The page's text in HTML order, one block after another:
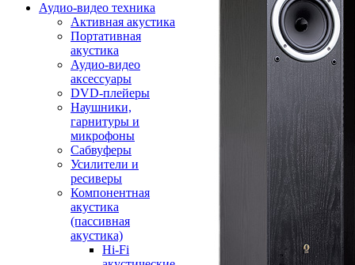
Аудио-видео техника
Активная акустика
Портативная
акустика
Аудио-видео
аксессуары
DVD-плейеры
Наушники,
гарнитуры и
микрофоны
Сабвуферы
Усилители и
ресиверы
Компонентная
акустика
(пассивная
акустика)
Hi-Fi